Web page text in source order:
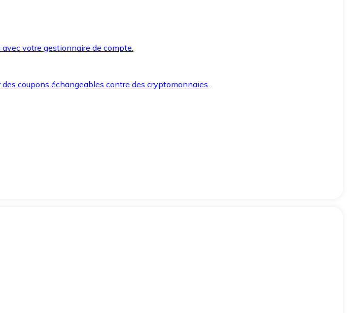
votre gestionnaire de compte.
coupons échangeables contre des cryptomonnaies.